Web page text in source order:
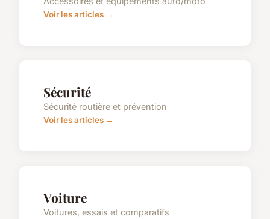
Voir les articles →
Sécurité
Sécurité routière et prévention
Voir les articles →
Voiture
Voitures, essais et comparatifs